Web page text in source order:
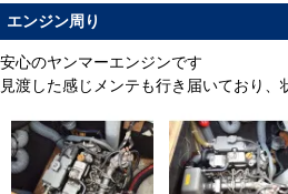
エンジン周り
安心のヤンマーエンジンです
見渡した感じメンテも行き届いており、